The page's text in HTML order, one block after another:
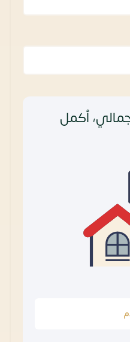
أكمل